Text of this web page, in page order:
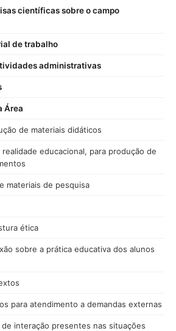
científicas sobre o campo
de trabalho
administrativas
Área
de materiais didáticos
realidade educacional, para produção de
materiais de pesquisa
ética
sobre a prática educativa dos alunos
para atendimento a demandas externas
interação presentes nas situações